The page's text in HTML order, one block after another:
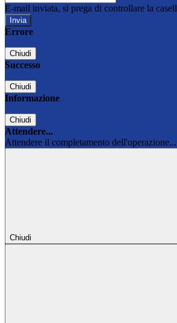
E-mail inviata, si prega di controllare la
Errore
Chiudi
Successo
Chiudi
Informazione
Chiudi
Attendere...
Attendere il completamento dell'operazione...
Chiudi